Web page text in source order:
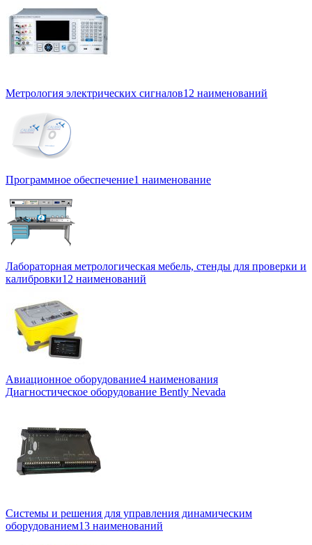
Метрология электрических сигналов12 наименований
Программное обеспечение1 наименование
Лабораторная метрологическая мебель, стенды для проверки и
калибровки12 наименований
Авиационное оборудование4 наименования
Диагностическое оборудование Bently Nevada
Системы и решения для управления динамическим
оборудованием13 наименований